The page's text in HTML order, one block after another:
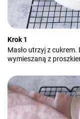
Krok 1
Masło utrzyj z cukrem.
wymieszaną z